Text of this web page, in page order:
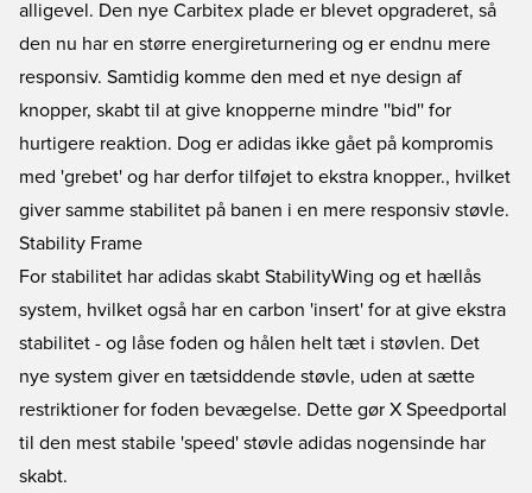
alligevel. Den nye Carbitex plade er blevet opgraderet, så
den nu har en større energireturnering og er endnu mere
responsiv. Samtidig komme den med et nye design af
knopper, skabt til at give knopperne mindre ''bid'' for
hurtigere reaktion. Dog er adidas ikke gået på kompromis
med 'grebet' og har derfor tilføjet to ekstra knopper., hvilket
giver samme stabilitet på banen i en mere responsiv støvle.
Stability Frame
For stabilitet har adidas skabt StabilityWing og et hællås
system, hvilket også har en carbon 'insert' for at give ekstra
stabilitet - og låse foden og hålen helt tæt i støvlen. Det
nye system giver en tætsiddende støvle, uden at sætte
restriktioner for foden bevægelse. Dette gør X Speedportal
til den mest stabile 'speed' støvle adidas nogensinde har
skabt.